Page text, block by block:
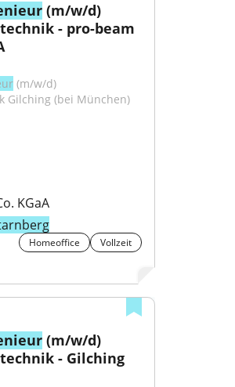
(m/w/d)
- pro-beam
(m/w/d)
Gilching (bei München)
KGaA
Homeoffice Vollzeit
(m/w/d)
- Gilching